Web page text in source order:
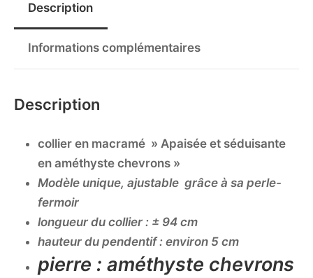
Description
Informations complémentaires
Description
collier en macramé » Apaisée et séduisante
en améthyste chevrons »
Modèle unique, ajustable grâce à sa perle-
fermoir
longueur du collier : ± 94 cm
hauteur du pendentif : environ 5 cm
pierre : améthyste chevrons